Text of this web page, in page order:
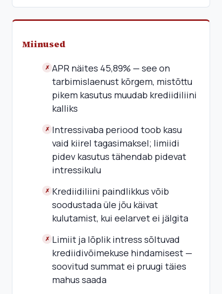
Miinused
✗ APR näites 45,89% — see on
tarbimislaenust kõrgem, mistõttu
pikem kasutus muudab krediidiliini
kalliks
✗ Intressivaba periood toob kasu
vaid kiirel tagasimaksel; limiidi
pidev kasutus tähendab pidevat
intressikulu
✗ Krediidiliini paindlikkus võib
soodustada üle jõu käivat
kulutamist, kui eelarvet ei jälgita
✗ Limiit ja lõplik intress sõltuvad
krediidivõimekuse hindamisest —
soovitud summat ei pruugi täies
mahus saada